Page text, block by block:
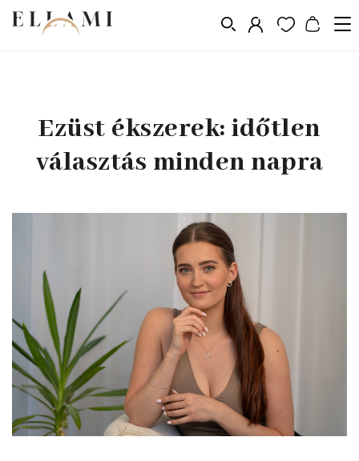
/ Ezüst ékszerek: időtlen választás minden napra
Ezüst ékszerek: időtlen
választás minden napra